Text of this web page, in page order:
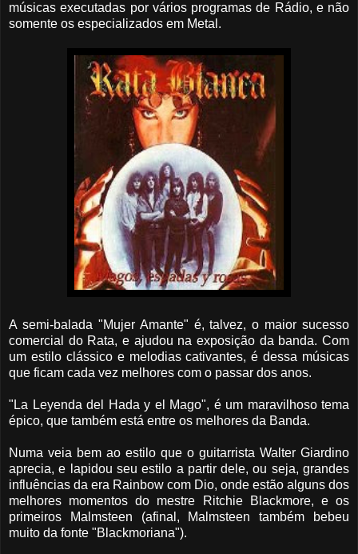
músicas executadas por vários programas de Rádio, e não
somente os especializados em Metal.
A semi-balada "Mujer Amante" é, talvez, o maior sucesso
comercial do Rata, e ajudou na exposição da banda. Com
um estilo clássico e melodias cativantes, é dessa músicas
que ficam cada vez melhores com o passar dos anos.
"La Leyenda del Hada y el Mago", é um maravilhoso tema
épico, que também está entre os melhores da Banda.
Numa veia bem ao estilo que o guitarrista Walter Giardino
aprecia, e lapidou seu estilo a partir dele, ou seja, grandes
influências da era Rainbow com Dio, onde estão alguns dos
melhores momentos do mestre Ritchie Blackmore, e os
primeiros Malmsteen (afinal, Malmsteen também bebeu
muito da fonte "Blackmoriana").